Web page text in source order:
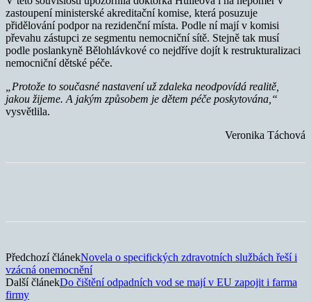
zastoupení ministerské akreditační komise, která posuzuje
přidělování podpor na rezidenční místa. Podle ní mají v komisi
převahu zástupci ze segmentu nemocniční sítě. Stejně tak musí
podle poslankyně Bělohlávkové co nejdříve dojít k restrukturalizaci
nemocniční dětské péče.
„Protože to současné nastavení už zdaleka neodpovídá realitě,
jakou žijeme. A jakým způsobem je dětem péče poskytována,“
vysvětlila.
Veronika Táchová
Předchozí článekNovela o specifických zdravotních službách řeší i
vzácná onemocnění
Další článekDo čištění odpadních vod se mají v EU zapojit i farma
firmy